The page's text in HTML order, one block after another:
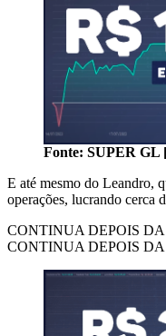
Fonte: SUPER
E até mesmo do Leandro,
operações, lucrando cerca
CONTINUA DEPOIS
CONTINUA DEPOIS